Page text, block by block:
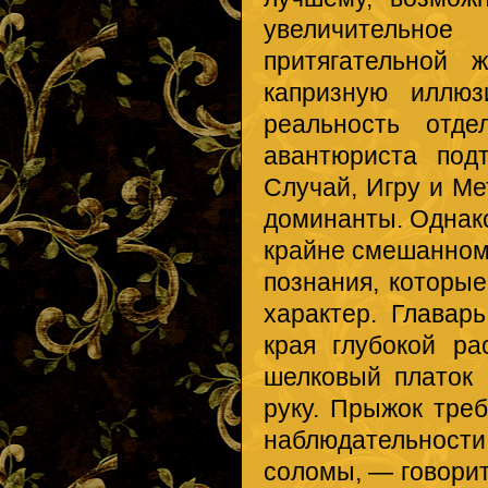
капризную
реальность
авантюриста
Случай, Игру и
доминанты.
крайне
познания,
характер.
края глубокой
шелковый
руку. Прыжок
соломы, —